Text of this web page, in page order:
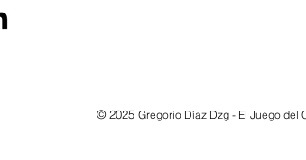
© 2025 Gregorio Díaz Dzg - El Juego del